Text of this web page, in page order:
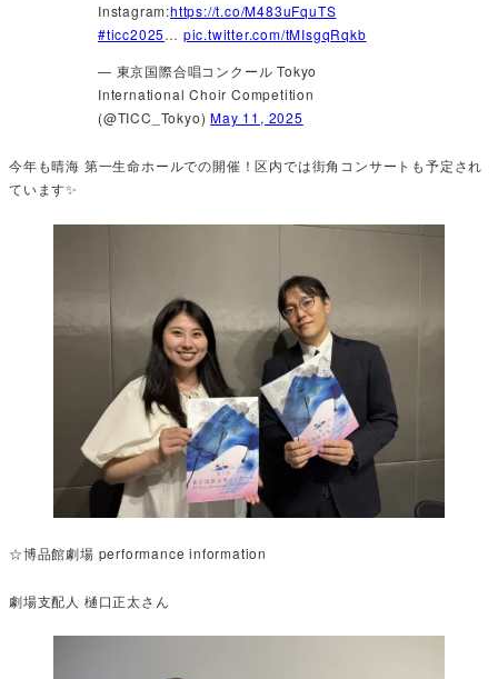
Instagram:https://t.co/M483uFquTS
#ticc2025… pic.twitter.com/tMIsgqRqkb
— 東京国際合唱コンクール Tokyo
International Choir Competition
(@TICC_Tokyo)May 11, 2025
今年も晴海 第一生命ホールでの開催！区内では街角コンサートも予定され
ています✨
☆博品館劇場 performance information
劇場支配人 樋口正太さん